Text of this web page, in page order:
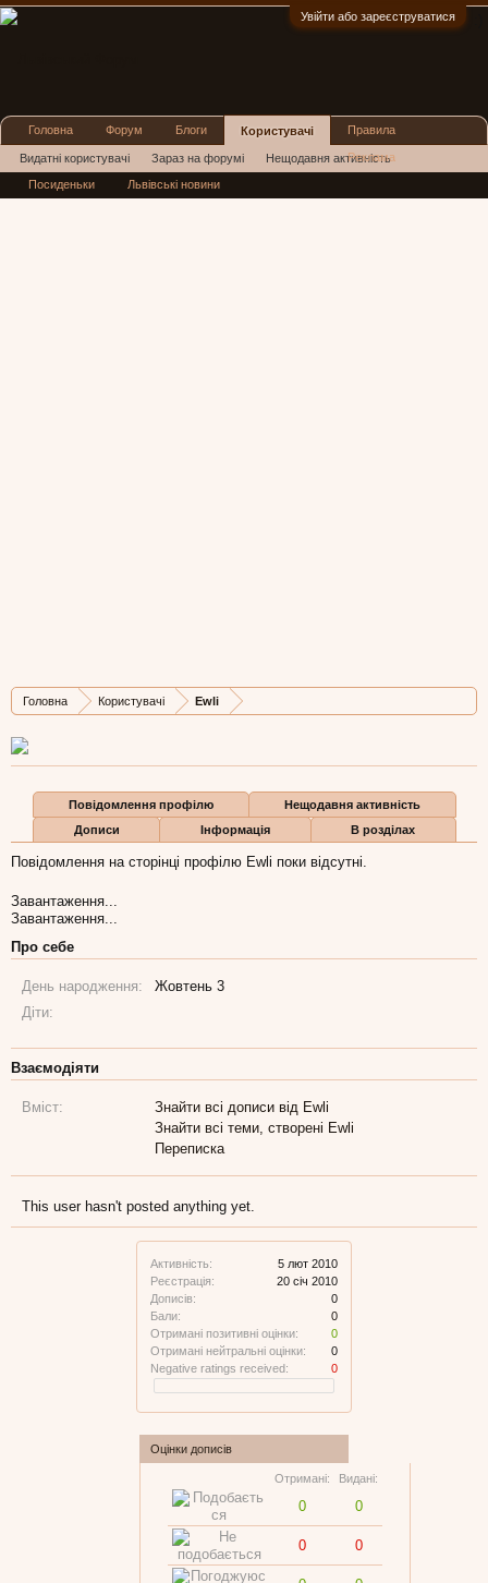
Увійти або зареєструватися
Головна Користувачі Ewli
Активність:
5 лют 2010
Реєстрація:
20 січ 2010
Дописів:
0
Бали:
0
Отримані позитивні оцінки:
0
Отримані нейтральні оцінки:
0
Negative ratings received:
0
Оцінки дописів
Отримані: Видані:
0 0
0 0
Дописів
0
Карма
0
Бали
0
Повідомлення профілю
Нещодавня активність
Дописи
Інформація В розділах
Повідомлення на сторінці профілю Ewli поки відсутні.
Завантаження...
Завантаження...
Про себе
День народження:
Жовтень 3
Діти:
Взаємодіяти
Вміст:
Знайти всі дописи від Ewli
Знайти всі теми, створені Ewli
Переписка
This user hasn't posted anything yet.
Головна Форум Блоги Користувачі
Видатні користувачі Зараз на форумі Нещодавня активність
Нові повідомлення профілю
Правила
Реклама
Посиденьки Львівські новини